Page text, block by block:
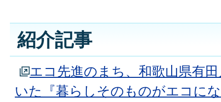
紹介記事
エコ先進のまち、和歌山県有
いた『暮らしそのものがエコに